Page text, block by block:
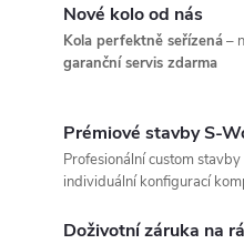
Nové kolo od nás
Kola perfektně seřízená–
garanční servis zdarma
Prémiové stavby S-
Profesionální custom
individuální konfigurací
Doživotní záruka na